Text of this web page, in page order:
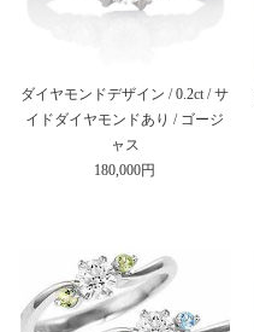
ダイヤモンドデザイン / 0.2ct / サ
イドダイヤモンドあり / ゴージ
ャス
180,000円